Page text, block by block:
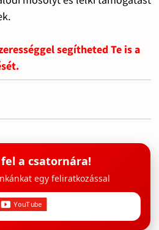
segítheted Te is a
a csatornára!
egy feliratkozással